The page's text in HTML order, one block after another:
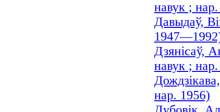
навук ;
Давыдаў,
Дзянісаў,
навук ;
нар. 1956)